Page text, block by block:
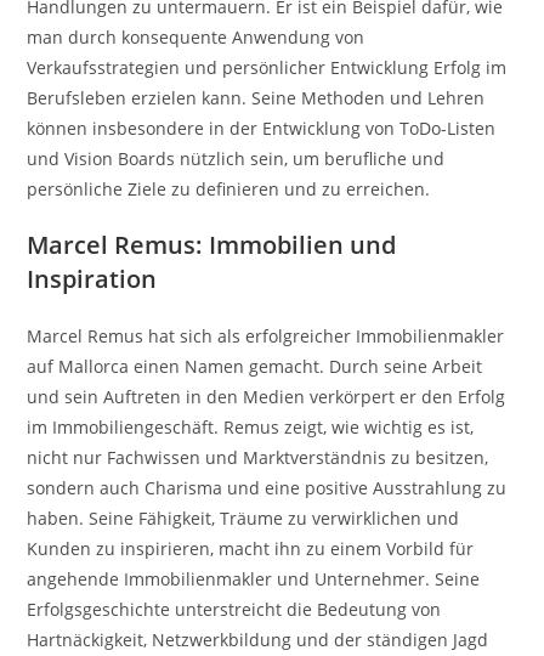
Handlungen zu untermauern. Er ist ein Beispiel dafür, wie
man durch konsequente Anwendung von
Verkaufsstrategien und persönlicher Entwicklung Erfolg im
Berufsleben erzielen kann. Seine Methoden und Lehren
können insbesondere in der Entwicklung von ToDo-Listen
und Vision Boards nützlich sein, um berufliche und
persönliche Ziele zu definieren und zu erreichen.
Marcel Remus: Immobilien und
Inspiration
Marcel Remus hat sich als erfolgreicher Immobilienmakler
auf Mallorca einen Namen gemacht. Durch seine Arbeit
und sein Auftreten in den Medien verkörpert er den Erfolg
im Immobiliengeschäft. Remus zeigt, wie wichtig es ist,
nicht nur Fachwissen und Marktverständnis zu besitzen,
sondern auch Charisma und eine positive Ausstrahlung zu
haben. Seine Fähigkeit, Träume zu verwirklichen und
Kunden zu inspirieren, macht ihn zu einem Vorbild für
angehende Immobilienmakler und Unternehmer. Seine
Erfolgsgeschichte unterstreicht die Bedeutung von
Hartnäckigkeit, Netzwerkbildung und der ständigen Jagd